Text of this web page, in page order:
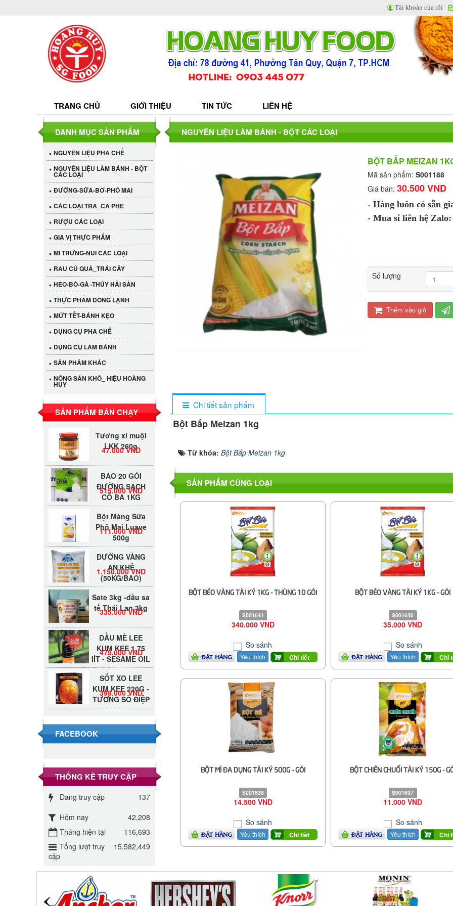
TRANG CHỦ GIỚI THIỆU TIN TỨC LIÊN HỆ
Tài khoản của tôi
NGUYÊN LIỆU LÀM BÁNH - BỘT CÁC LOẠI
BỘT BẮP MEIZAN
Mã sản phẩm: S001188
Giá bán: 30.500 VND
- Hàng luôn có sẵn
- Mua sỉ liên hệ Zalo:
Số lượng
Thêm vào giỏ
Chi tiết sản phẩm
Bột Bắp Meizan 1kg
Từ khóa: Bột Bắp Meizan 1kg
SẢN PHẨM CÙNG LOẠI
BỘT BÉO VÀNG TÀI KÝ 1KG - THÙNG 10 GÓI
S001641
340.000 VND
So sánh
ĐẶT HÀNG Yêu thích Chi tiết
BỘT BÉO VÀNG TÀI KÝ 1KG - GÓI
S001640
35.000 VND
So sánh
ĐẶT HÀNG Yêu thích Chi
BỘT MÌ ĐA DỤNG TÀI KÝ 500G - GÓI
S001638
14.500 VND
So sánh
ĐẶT HÀNG Yêu thích Chi tiết
BỘT CHIÊN CHUỐI TÀI KÝ 150G -
S001637
11.000 VND
So sánh
ĐẶT HÀNG Yêu thích Chi
DANH MỤC SẢN PHẨM
NGUYÊN LIỆU PHA CHẾ
NGUYÊN LIỆU LÀM BÁNH - BỘT
CÁC LOẠI
ĐƯỜNG-SỮA-BƠ-PHÔ MAI
CÁC LOẠI TRÀ_CÀ PHÊ
RƯỢU CÁC LOẠI
GIA VỊ THỰC PHẨM
MÌ TRỨNG-NUI CÁC LOẠI
RAU CỦ QUẢ_TRÁI CÂY
HEO-BÒ-GÀ -THỦY HẢI SẢN
THỰC PHẨM ĐÔNG LẠNH
MỨT TẾT-BÁNH KẸO
DỤNG CỤ PHA CHẾ
DỤNG CỤ LÀM BÁNH
SẢN PHẢM KHÁC
NÔNG SẢN KHÔ_ HIỆU HOÀNG
HUY
SẢN PHẨM BÁN CHẠY
Cần Tây Đà Lạt
40.000 VND
LKK 260g
530.000 VND
LKK 260g
47.000 VND
BAO 20 GÓI
ĐƯỜNG SẠCH
CÔ BA 1KG
515.000 VND
Bột Màng Sữa
Phô Mai Luave
500g
111.000 VND
ĐƯỜNG VÀNG
AN KHÊ
(50KG/BAO)
1.150.000 VND
Sate 3kg -dầu sa
tế Thái Lan 3kg
335.000 VND
DẦU MÈ LEE
KUM KEE 1.75
lÍT - SESAME OIL
(BLENDED)
479.000 VND
SỐT XO LEE
KUM KEE 220G -
TƯƠNG SÒ ĐIỆP
398.000 VND
Đường Thốt Nốt
1kg
40.000 VND
345.000 VND
Đường phèn
Long An bao
Đường mía thiên
nhiên Biên Hòa
32.000 VND
ĐƯỜNG SẠCH
HÒA 1KG
FACEBOOK
THỐNG KÊ TRUY CẬP
Đang truy cập
137
Hôm nay
42,208
Tháng hiện tại
116,693
Tổng lượt truy
cập
15,582,449